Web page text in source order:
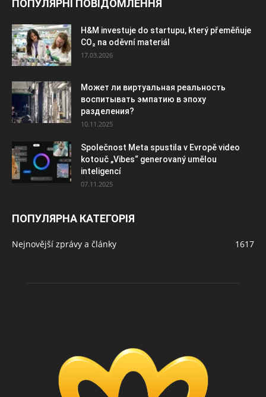
ПОПУЛЯРНІ ПОВІДОМЛЕННЯ
H&M investuje do startupu, který přeměňuje
CO₂ na oděvní materiál
17.03.2026
Может ли виртуальная реальность
воспитывать эмпатию в эпоху
разделения?
10.11.2025
Společnost Meta spustila v Evropě video
kotouč „Vibes“ generovaný umělou
inteligencí
07.11.2025
ПОПУЛЯРНА КАТЕГОРІЯ
Nejnovější zprávy a články 1617